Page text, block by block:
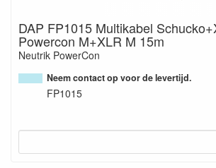
DAP FP1015 Multikabel
Powercon M+XLR M 15m
Neutrik PowerCon
Neem contact op voor de levertijd.
FP1015